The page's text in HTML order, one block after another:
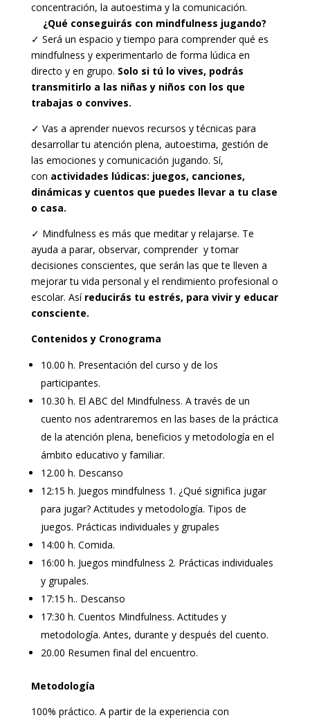
concentración, la autoestima y la comunicación.
¿Qué conseguirás con mindfulness jugando?
✓ Será un espacio y tiempo para comprender qué es
mindfulness y experimentarlo de forma lúdica en
directo y en grupo. Solo si tú lo vives, podrás
transmitirlo a las niñas y niños con los que
trabajas o convives.
✓ Vas a aprender nuevos recursos y técnicas para
desarrollar tu atención plena, autoestima, gestión de
las emociones y comunicación jugando. Sí,
con actividades lúdicas: juegos, canciones,
dinámicas y cuentos que puedes llevar a tu clase
o casa.
✓ Mindfulness es más que meditar y relajarse. Te
ayuda a parar, observar, comprender y tomar
decisiones conscientes, que serán las que te lleven a
mejorar tu vida personal y el rendimiento profesional o
escolar. Así reducirás tu estrés, para vivir y educar
consciente.
Contenidos y Cronograma
10.00 h. Presentación del curso y de los
participantes.
10.30 h. El ABC del Mindfulness. A través de un
cuento nos adentraremos en las bases de la práctica
de la atención plena, beneficios y metodología en el
ámbito educativo y familiar.
12.00 h. Descanso
12:15 h. Juegos mindfulness 1. ¿Qué significa jugar
para jugar? Actitudes y metodología. Tipos de
juegos. Prácticas individuales y grupales
14:00 h. Comida.
16:00 h. Juegos mindfulness 2. Prácticas individuales
y grupales.
17:15 h.. Descanso
17:30 h. Cuentos Mindfulness. Actitudes y
metodología. Antes, durante y después del cuento.
20.00 Resumen final del encuentro.
Metodología
100% práctico. A partir de la experiencia con